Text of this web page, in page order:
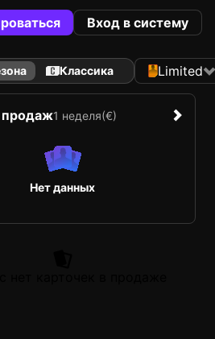
Вход в систему
Классика Limited
продаж1 неделя(€)
Нет данных